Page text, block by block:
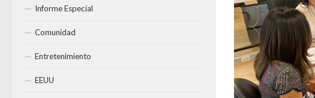
Informe Especial
Comunidad
Entretenimiento
EEUU